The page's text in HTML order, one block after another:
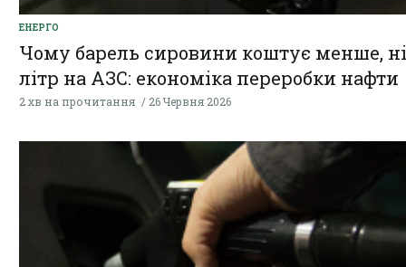
ЕНЕРГО
Чому барель сировини коштує менше,
літр на АЗС: економіка переробки нафти
2 хв на прочитання 26 Червня 2026